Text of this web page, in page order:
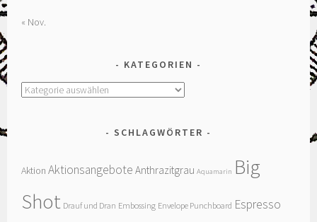
« Nov.
KATEGORIEN
Kategorien
SCHLAGWÖRTER
Aktion Aktionsangebote Anthrazitgrau Aquamarin Big
Shot Drauf und Dran Embossing Envelope Punchboard Espresso